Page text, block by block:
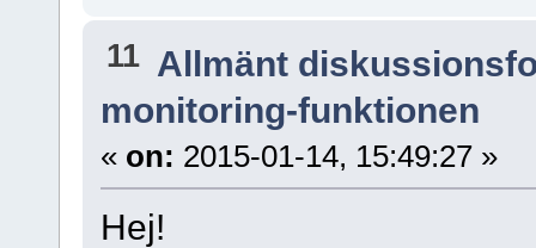
11 Allmänt
monitoring-funktionen
« on: 2015-01-14, 15:49:27 »
Hej!